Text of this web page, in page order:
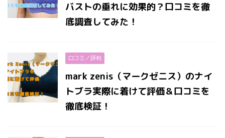
バストの垂れに効果的？口コミを徹
底調査してみた！
口コミ／評判
mark zenis（マークゼニス）のナイ
トブラ実際に着けて評価＆口コミを
徹底検証！